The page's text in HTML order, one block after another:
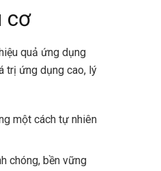
cơ
quả ứng dụng
trị ứng dụng cao, lý
một cách tự nhiên
chóng, bền vững